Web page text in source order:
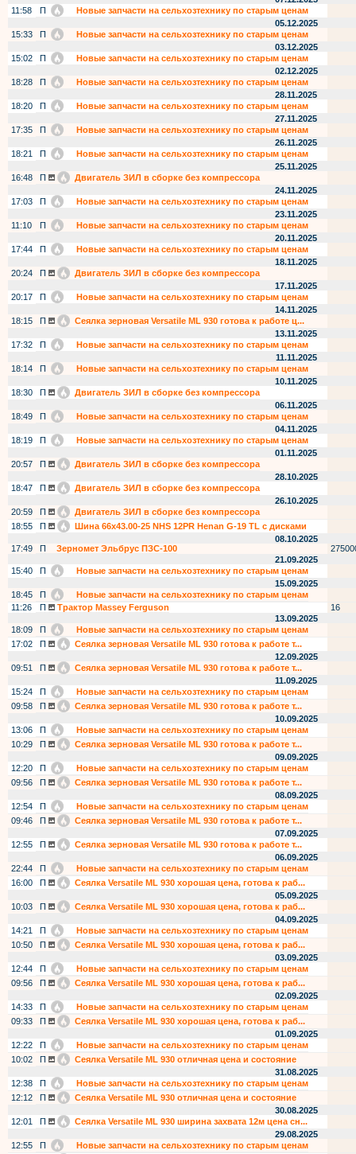
11:58
П
Новые запчасти на сельхозтехнику по старым ценам
05.12.2025
15:33
П
Новые запчасти на сельхозтехнику по старым ценам
03.12.2025
15:02
П
Новые запчасти на сельхозтехнику по старым ценам
02.12.2025
18:28
П
Новые запчасти на сельхозтехнику по старым ценам
28.11.2025
18:20
П
Новые запчасти на сельхозтехнику по старым ценам
27.11.2025
17:35
П
Новые запчасти на сельхозтехнику по старым ценам
26.11.2025
18:21
П
Новые запчасти на сельхозтехнику по старым ценам
25.11.2025
16:48
П
Двигатель ЗИЛ в сборке без компрессора
24.11.2025
17:03
П
Новые запчасти на сельхозтехнику по старым ценам
23.11.2025
11:10
П
Новые запчасти на сельхозтехнику по старым ценам
20.11.2025
17:44
П
Новые запчасти на сельхозтехнику по старым ценам
18.11.2025
20:24
П
Двигатель ЗИЛ в сборке без компрессора
17.11.2025
20:17
П
Новые запчасти на сельхозтехнику по старым ценам
14.11.2025
18:15
П
Сеялка зерновая Versatile ML 930 готова к работе ц...
13.11.2025
17:32
П
Новые запчасти на сельхозтехнику по старым ценам
11.11.2025
18:14
П
Новые запчасти на сельхозтехнику по старым ценам
10.11.2025
18:30
П
Двигатель ЗИЛ в сборке без компрессора
06.11.2025
18:49
П
Новые запчасти на сельхозтехнику по старым ценам
04.11.2025
18:19
П
Новые запчасти на сельхозтехнику по старым ценам
01.11.2025
20:57
П
Двигатель ЗИЛ в сборке без компрессора
28.10.2025
18:47
П
Двигатель ЗИЛ в сборке без компрессора
26.10.2025
20:59
П
Двигатель ЗИЛ в сборке без компрессора
18:55
П
Шина 66х43.00-25 NHS 12PR Henan G-19 TL c дисками
08.10.2025
17:49
П Зерномет Эльбрус ПЗС-100
21.09.2025
15:40
П
Новые запчасти на сельхозтехнику по старым ценам
15.09.2025
18:45
П
Новые запчасти на сельхозтехнику по старым ценам
11:26
П Трактор Massey Ferguson
16
13.09.2025
18:09
П
Новые запчасти на сельхозтехнику по старым ценам
17:02
П
Сеялка зерновая Versatile ML 930 готова к работе т...
12.09.2025
09:51
П
Сеялка зерновая Versatile ML 930 готова к работе т...
11.09.2025
15:24
П
Новые запчасти на сельхозтехнику по старым ценам
09:58
П
Сеялка зерновая Versatile ML 930 готова к работе т...
10.09.2025
13:06
П
Новые запчасти на сельхозтехнику по старым ценам
10:29
П
Сеялка зерновая Versatile ML 930 готова к работе т...
09.09.2025
12:20
П
Новые запчасти на сельхозтехнику по старым ценам
09:56
П
Сеялка зерновая Versatile ML 930 готова к работе т...
08.09.2025
12:54
П
Новые запчасти на сельхозтехнику по старым ценам
09:46
П
Сеялка зерновая Versatile ML 930 готова к работе т...
07.09.2025
12:55
П
Сеялка зерновая Versatile ML 930 готова к работе т...
06.09.2025
22:44
П
Новые запчасти на сельхозтехнику по старым ценам
16:00
П
Сеялка Versatile ML 930 хорошая цена, готова к раб...
05.09.2025
10:03
П
Сеялка Versatile ML 930 хорошая цена, готова к раб...
04.09.2025
14:21
П
Новые запчасти на сельхозтехнику по старым ценам
10:50
П
Сеялка Versatile ML 930 хорошая цена, готова к раб...
03.09.2025
12:44
П
Новые запчасти на сельхозтехнику по старым ценам
09:56
П
Сеялка Versatile ML 930 хорошая цена, готова к раб...
02.09.2025
14:33
П
Новые запчасти на сельхозтехнику по старым ценам
09:33
П
Сеялка Versatile ML 930 хорошая цена, готова к раб...
01.09.2025
12:22
П
Новые запчасти на сельхозтехнику по старым ценам
10:02
П
Сеялка Versatile ML 930 отличная цена и состояние
31.08.2025
12:38
П
Новые запчасти на сельхозтехнику по старым ценам
12:12
П
Сеялка Versatile ML 930 отличная цена и состояние
30.08.2025
12:01
П
Сеялка Versatile ML 930 ширина захвата 12м цена сн...
29.08.2025
12:55
П
Новые запчасти на сельхозтехнику по старым ценам